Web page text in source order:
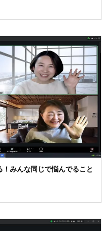
みんな同じで悩んでること